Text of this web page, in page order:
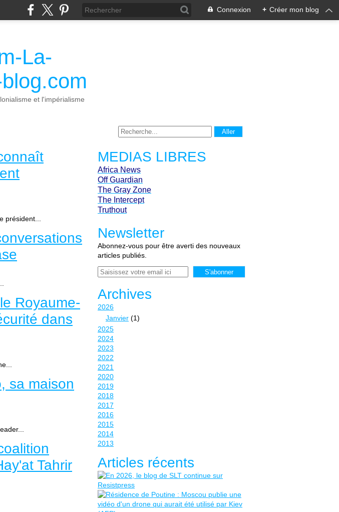
Connexion + Créer mon blog
La-
et l'impérialisme
président...
Royaume-
dans
sa maison
Tahrir
MEDIAS LIBRES
Africa News
Off Guardian
The Gray Zone
The Intercept
Truthout
Newsletter
Abonnez-vous pour être averti des nouveaux
articles publiés.
Email
Archives
2026
Janvier (1)
2025
2024
2023
2022
2021
2020
2019
2018
2017
2016
2015
2014
2013
Articles récents